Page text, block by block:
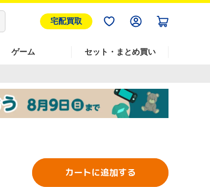
宅配買取
ゲーム セット・まとめ買い
カートに追加する